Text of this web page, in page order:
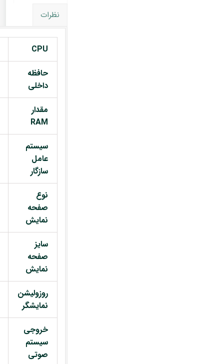
نظرات
CPU
حافظه
داخلی
مقدار
RAM
سیستم
عامل
سازگار
نوع
صفحه
نمایش
سایز
صفحه
نمایش
روزولیشن
نمایشگر
خروجی
سیستم
صوتی